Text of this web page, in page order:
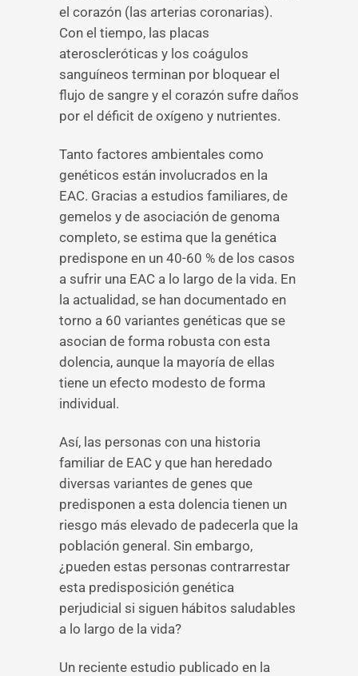
el corazón (las arterias coronarias).
Con el tiempo, las placas
ateroscleróticas y los coágulos
sanguíneos terminan por bloquear el
flujo de sangre y el corazón sufre daños
por el déficit de oxígeno y nutrientes.
Tanto factores ambientales como
genéticos están involucrados en la
EAC. Gracias a estudios familiares, de
gemelos y de asociación de genoma
completo, se estima que la genética
predispone en un 40-60 % de los casos
a sufrir una EAC a lo largo de la vida. En
la actualidad, se han documentado en
torno a 60 variantes genéticas que se
asocian de forma robusta con esta
dolencia, aunque la mayoría de ellas
tiene un efecto modesto de forma
individual.
Así, las personas con una historia
familiar de EAC y que han heredado
diversas variantes de genes que
predisponen a esta dolencia tienen un
riesgo más elevado de padecerla que la
población general. Sin embargo,
¿pueden estas personas contrarrestar
esta predisposición genética
perjudicial si siguen hábitos saludables
a lo largo de la vida?
Un reciente estudio publicado en la